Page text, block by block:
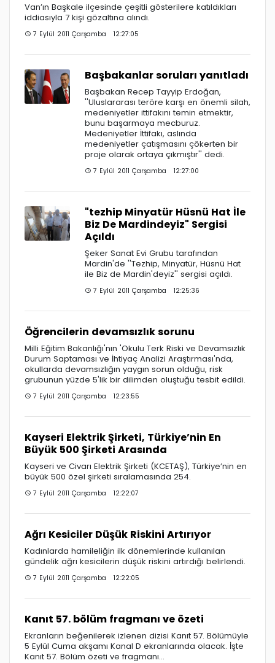
Van’ın Başkale ilçesinde çeşitli gösterilere katıldıkları
iddiasıyla 7 kişi gözaltına alındı.
7 Eylül 2011 Çarşamba 12:27:05
Başbakanlar soruları yanıtladı
Başbakan Recep Tayyip Erdoğan,
''Uluslararası teröre karşı en önemli silah,
medeniyetler ittifakını temin etmektir,
bunu başarmaya mecburuz.
Medeniyetler İttifakı, aslında
medeniyetler çatışmasını çökerten bir
proje olarak ortaya çıkmıştır'' dedi.
7 Eylül 2011 Çarşamba 12:27:00
"tezhip Minyatür Hüsnü Hat İle
Biz De Mardindeyiz" Sergisi
Açıldı
Şeker Sanat Evi Grubu tarafından
Mardin'de ''Tezhip, Minyatür, Hüsnü Hat
ile Biz de Mardin'deyiz'' sergisi açıldı.
7 Eylül 2011 Çarşamba 12:25:36
Öğrencilerin devamsızlık sorunu
Milli Eğitim Bakanlığı'nın 'Okulu Terk Riski ve Devamsızlık
Durum Saptaması ve İhtiyaç Analizi Araştırması'nda,
okullarda devamsızlığın yaygın sorun olduğu, risk
grubunun yüzde 5'lik bir dilimden oluştuğu tesbit edildi.
7 Eylül 2011 Çarşamba 12:23:55
Kayseri Elektrik Şirketi, Türkiye’nin En
Büyük 500 Şirketi Arasında
Kayseri ve Civarı Elektrik Şirketi (KCETAŞ), Türkiye’nin en
büyük 500 özel şirketi sıralamasında 254.
7 Eylül 2011 Çarşamba 12:22:07
Ağrı Kesiciler Düşük Riskini Artırıyor
Kadınlarda hamileliğin ilk dönemlerinde kullanılan
gündelik ağrı kesicilerin düşük riskini artırdığı belirlendi.
7 Eylül 2011 Çarşamba 12:22:05
Kanıt 57. bölüm fragmanı ve özeti
Ekranların beğenilerek izlenen dizisi Kanıt 57. Bölümüyle
5 Eylül Cuma akşamı Kanal D ekranlarında olacak. İşte
Kanıt 57. Bölüm özeti ve fragmanı...